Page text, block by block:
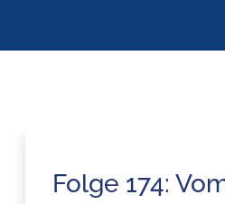
Folge 174: